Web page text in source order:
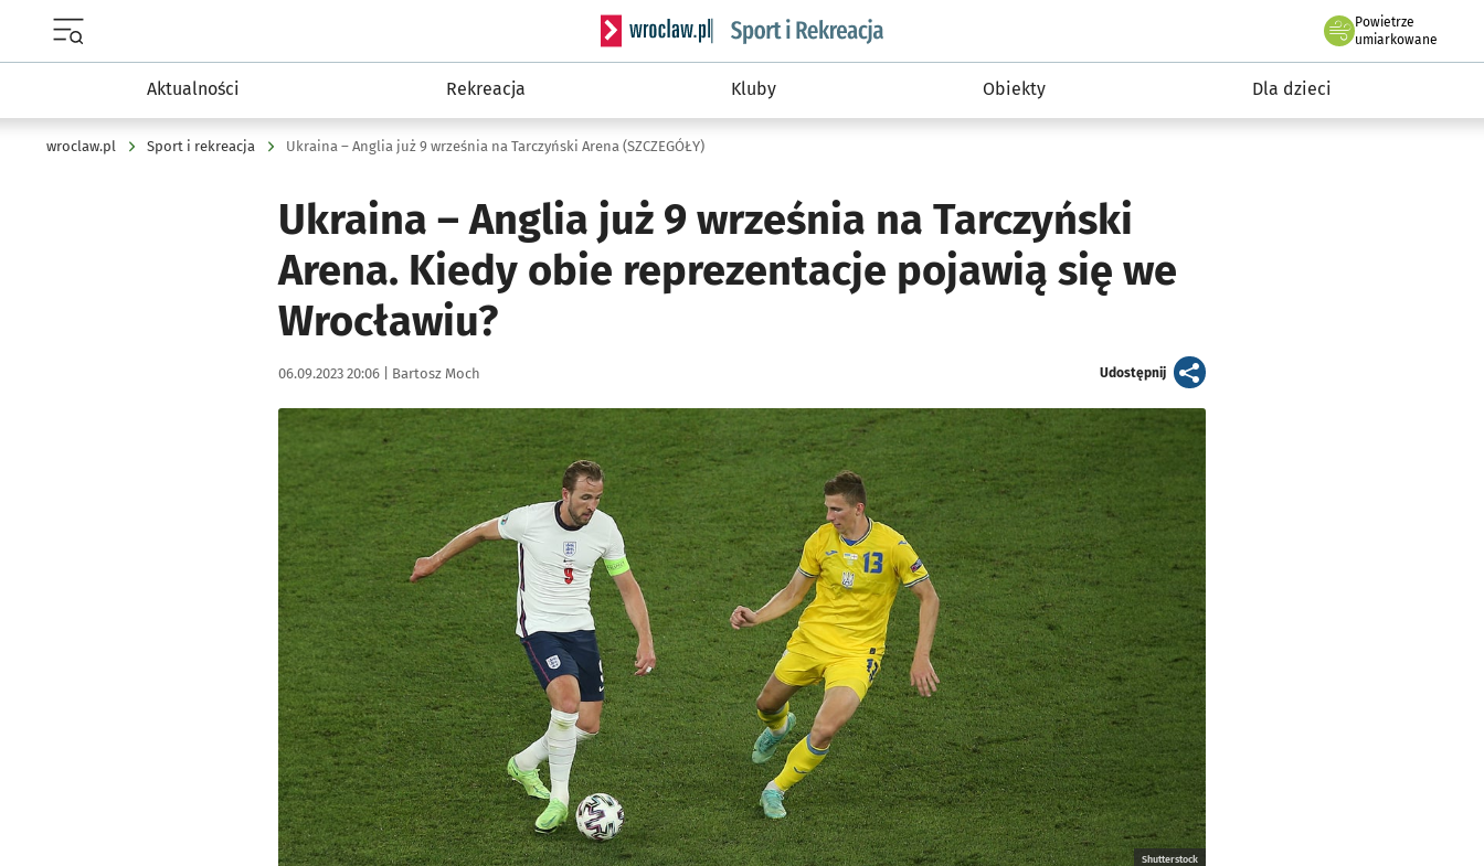
Serwis informacyjny wroclaw.pl podserwis: Sport i rekreacja
Powietrze
we Wrocławiu
umiarkowane
Aktualności Rekreacja Kluby Obiekty Dla dzieci
wroclaw.pl Sport i rekreacja Ukraina – Anglia już 9 września na Tarczyński Arena (SZCZEGÓŁY)
Ukraina – Anglia już 9 września na Tarczyński
Arena. Kiedy obie reprezentacje pojawią się we
Wrocławiu?
Data publikacji:
06.09.2023 20:06 | Autor:
Bartosz Moch Udostępnijartykuł
Kliknij, aby powiększyć
Shutterstock